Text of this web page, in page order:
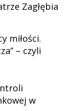
Zagłębia
miłości.
– czyli
w